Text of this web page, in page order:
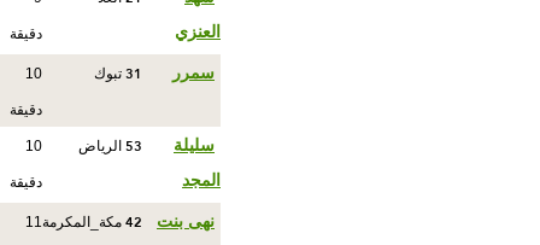
العنزي
دقيقة
سمرر 31 تبوك 10
دقيقة
سليلة
المجد
53 الرياض 10
دقيقة
نهى بنت
42 مكة_المكرمة11